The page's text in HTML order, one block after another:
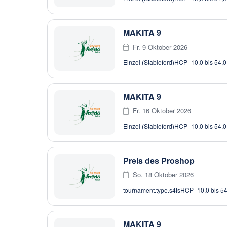
MAKITA 9
Fr. 9 Oktober 2026
Einzel (Stableford)HCP -10,0 bis 54,0
MAKITA 9
Fr. 16 Oktober 2026
Einzel (Stableford)HCP -10,0 bis 54,0
Preis des Proshop
So. 18 Oktober 2026
tournament.type.s4fsHCP -10,0 bis
MAKITA 9